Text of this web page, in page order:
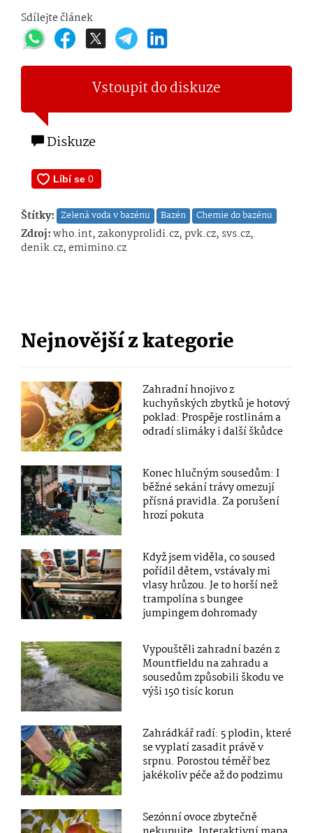
Sdílejte článek
Vstoupit do diskuze
Diskuze
Štítky: Zelená voda v bazénu Bazén Chemie do bazénu
Zdroj:who.int, zakonyprolidi.cz, pvk.cz, svs.cz,
denik.cz, emimino.cz
Nejnovější z kategorie
Zahradní hnojivo z
kuchyňských zbytků je hotový
poklad: Prospěje rostlinám a
odradí slimáky i další škůdce
Konec hlučným sousedům: I
běžné sekání trávy omezují
přísná pravidla. Za porušení
hrozí pokuta
Když jsem viděla, co soused
pořídil dětem, vstávaly mi
vlasy hrůzou. Je to horší než
trampolína s bungee
jumpingem dohromady
Vypouštěli zahradní bazén z
Mountfieldu na zahradu a
sousedům způsobili škodu ve
výši 150 tisíc korun
Zahrádkář radí: 5 plodin, které
se vyplatí zasadit právě v
srpnu. Porostou téměř bez
jakékoliv péče až do podzimu
Sezónní ovoce zbytečně